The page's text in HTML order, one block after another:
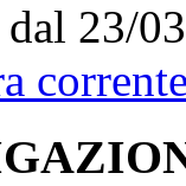
dal 23/